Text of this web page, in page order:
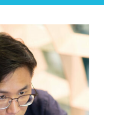
tout son sens au métier
ce secteur. Il lui faut pour cela
pluridisciplinaires et
diplôme d’ingénieur d’IMT…